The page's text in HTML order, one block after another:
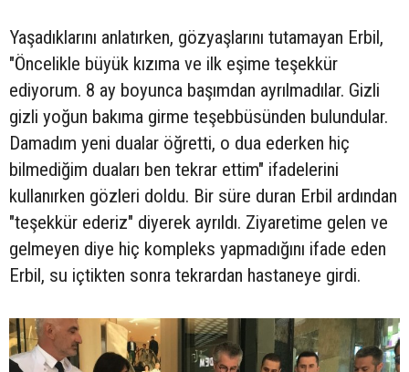
Yaşadıklarını anlatırken, gözyaşlarını tutamayan Erbil,
"Öncelikle büyük kızıma ve ilk eşime teşekkür
ediyorum. 8 ay boyunca başımdan ayrılmadılar. Gizli
gizli yoğun bakıma girme teşebbüsünden bulundular.
Damadım yeni dualar öğretti, o dua ederken hiç
bilmediğim duaları ben tekrar ettim" ifadelerini
kullanırken gözleri doldu. Bir süre duran Erbil ardından
"teşekkür ederiz" diyerek ayrıldı. Ziyaretime gelen ve
gelmeyen diye hiç kompleks yapmadığını ifade eden
Erbil, su içtikten sonra tekrardan hastaneye girdi.